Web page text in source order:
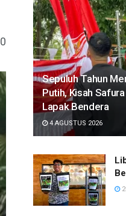
0
Sepuluh Tahun
Putih, Kisah
Lapak Bendera
4 AGUSTUS 2026